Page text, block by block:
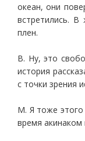
океан, они
встретились. В
плен.
В. Ну, это
история
с точки зрения
М. Я тоже
время акинаком